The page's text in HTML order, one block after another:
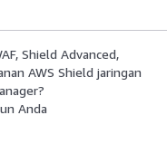
Shield Advanced,
AWS Shield jaringan
Anda